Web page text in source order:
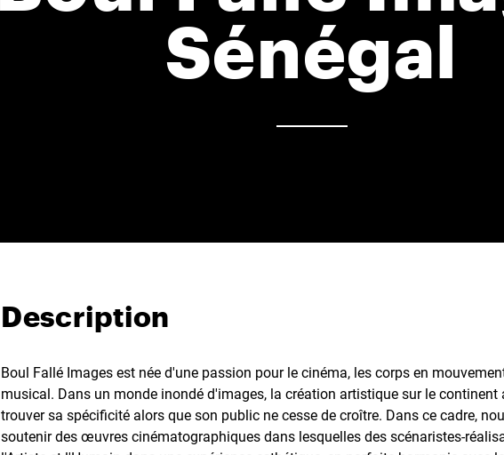
Sénégal
Description
Boul Fallé Images est née d'une passion pour le cinéma, les corps en
musical. Dans un monde inondé d'images, la création artistique sur le continent
trouver sa spécificité alors que son public ne cesse de croître. Dans ce cadre,
soutenir des œuvres cinématographiques dans lesquelles des scénaristes-